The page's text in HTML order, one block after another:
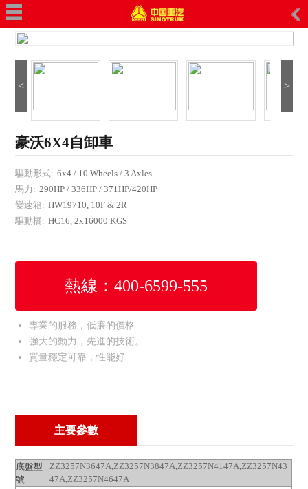
主頁
關于我們
公司簡介
公司活動
客戶來訪
自卸車
牽引車
載貨車
公司新聞
重汽工廠
采購指南
操作手冊
< >
豪沃6X4自卸車
驅動形式: 6x4 / 10 Wheels / 3 Axles
馬力: 290HP / 336HP / 371HP/420HP
變速箱: HW19710, 10F & 2R
驅動橋: HC16, 2x16000 KGS
熱線：400-6599-555
專業的服務，低廉的價格
強大的動力，先進的技術。
質量穩定可靠，性能好
主要參數
底盤型
號
ZZ3257N3647A,ZZ3257N3847A,ZZ3257N4147A,ZZ3257N43
47A,ZZ3257N4647A